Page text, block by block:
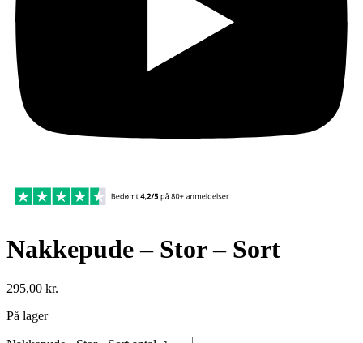
Nakkepude – Stor – Sort
295,00 kr.
På lager